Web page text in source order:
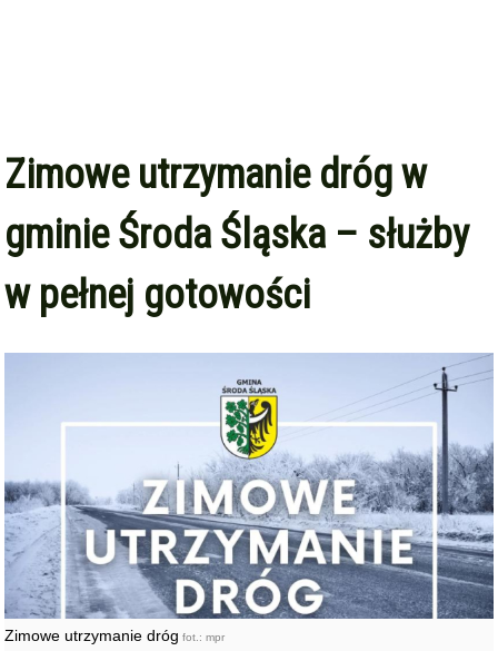
Zimowe utrzymanie dróg w
gminie Środa Śląska – służby
w pełnej gotowości
Zimowe utrzymanie dróg fot.: mpr